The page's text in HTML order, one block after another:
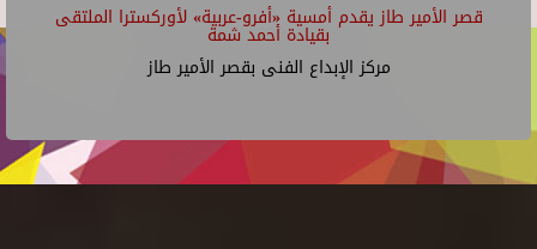
قصر الأمير طاز يقدم أمسية «أفرو-عربية» لأوركسترا الملتقى
بقيادة أحمد شمة
مركز الإبداع الفنى بقصر الأمير طاز